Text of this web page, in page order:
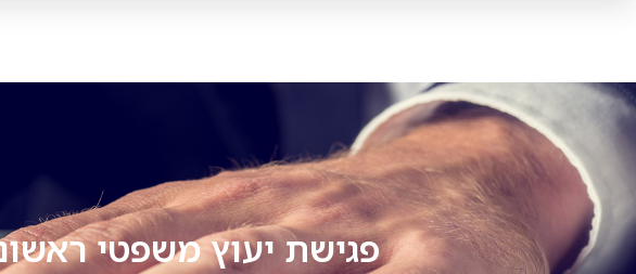
פגישת יעוץ משפטי